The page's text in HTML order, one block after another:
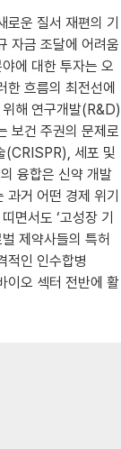
운 질서 재편의 기
자금 조달에 어려움
에 대한 투자는 오
흐름의 최전선에
해 연구개발(R&D)
보건 주권의 문제로
(CRISPR), 세포 및
융합은 신약 개발
거 어떤 경제 위기
면서도 ‘고성장 기
제약사들의 특허
인 인수합병
이오 섹터 전반에 활